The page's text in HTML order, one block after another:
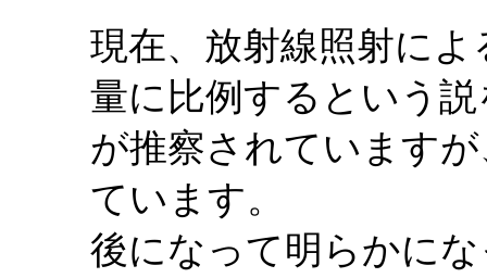
現在、放射線照射に
量に比例するという
が推察されています
ています。
後になって明らかに